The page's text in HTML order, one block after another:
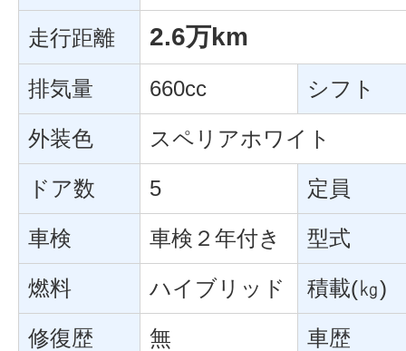
走行距離 2.6万km
排気量 660cc シフト
外装色 スペリアホワイト
ドア数 5 定員
車検 車検２年付き 型式
燃料 ハイブリッド 積載(㎏)
修復歴 無 車歴